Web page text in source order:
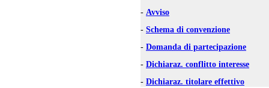
- Avviso
- Schema di convenzione
- Domanda di partecipazione
- Dichiaraz. conflitto interesse
- Dichiaraz. titolare effettivo